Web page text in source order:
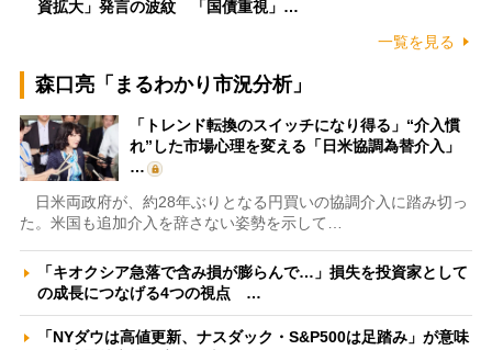
資拡大」発言の波紋 「国債重視」…
一覧を見る
森口亮「まるわかり市況分析」
「トレンド転換のスイッチになり得る」“介入慣
れ”した市場心理を変える「日米協調為替介入」
…
日米両政府が、約28年ぶりとなる円買いの協調介入に踏み切っ
た。米国も追加介入を辞さない姿勢を示して…
「キオクシア急落で含み損が膨らんで…」損失を投資家として
の成長につなげる4つの視点 …
「NYダウは高値更新、ナスダック・S&P500は足踏み」が意味